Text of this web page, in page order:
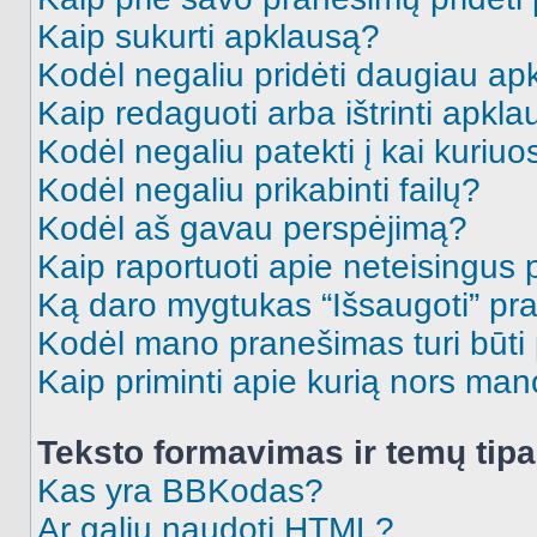
Kaip sukurti apklausą?
Kodėl negaliu pridėti daugiau
Kaip redaguoti arba ištrinti
Kodėl negaliu patekti į kai
Kodėl negaliu prikabinti failų?
Kodėl aš gavau perspėjimą?
Kaip raportuoti apie neteisingus
Ką daro mygtukas “Išsaugoti”
Kodėl mano pranešimas turi būti
Kaip priminti apie kurią nors
Teksto formavimas ir temų
Kas yra BBKodas?
Ar galiu naudoti HTML?